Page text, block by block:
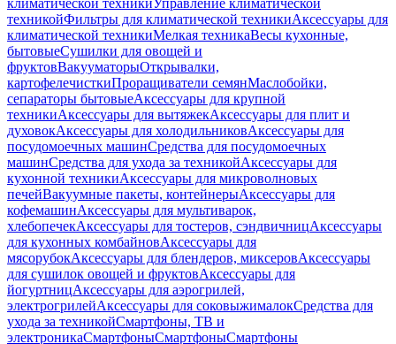
климатической техникиУправление климатической
техникойФильтры для климатической техникиАксессуары для
климатической техникиМелкая техникаВесы кухонные,
бытовыеСушилки для овощей и
фруктовВакууматорыОткрывалки,
картофелечисткиПроращиватели семянМаслобойки,
сепараторы бытовыеАксессуары для крупной
техникиАксессуары для вытяжекАксессуары для плит и
духовокАксессуары для холодильниковАксессуары для
посудомоечных машинСредства для посудомоечных
машинСредства для ухода за техникойАксессуары для
кухонной техникиАксессуары для микроволновых
печейВакуумные пакеты, контейнерыАксессуары для
кофемашинАксессуары для мультиварок,
хлебопечекАксессуары для тостеров, сэндвичницАксессуары
для кухонных комбайновАксессуары для
мясорубокАксессуары для блендеров, миксеровАксессуары
для сушилок овощей и фруктовАксессуары для
йогуртницАксессуары для аэрогрилей,
электрогрилейАксессуары для соковыжималокСредства для
ухода за техникойСмартфоны, ТВ и
электроникаСмартфоныСмартфоныСмартфоны